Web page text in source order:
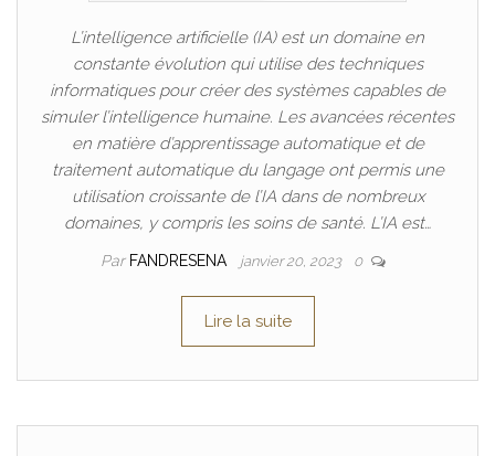
L’intelligence artificielle (IA) est un domaine en
constante évolution qui utilise des techniques
informatiques pour créer des systèmes capables de
simuler l’intelligence humaine. Les avancées récentes
en matière d’apprentissage automatique et de
traitement automatique du langage ont permis une
utilisation croissante de l’IA dans de nombreux
domaines, y compris les soins de santé. L’IA est…
Par FANDRESENA janvier 20, 2023 0
Lire la suite